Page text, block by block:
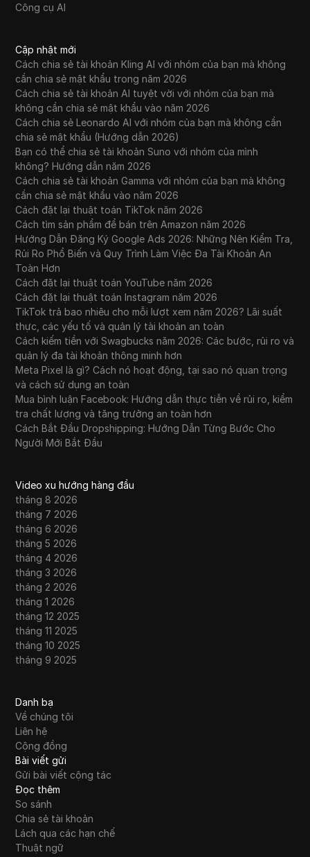
Công cụ AI
Cập nhật mới
Cách chia sẻ tài khoản Kling AI với nhóm của bạn mà không
cần chia sẻ mật khẩu trong năm 2026
Cách chia sẻ tài khoản AI tuyệt vời với nhóm của bạn mà
không cần chia sẻ mật khẩu vào năm 2026
Cách chia sẻ Leonardo AI với nhóm của bạn mà không cần
chia sẻ mật khẩu (Hướng dẫn 2026)
Bạn có thể chia sẻ tài khoản Suno với nhóm của mình
không? Hướng dẫn năm 2026
Cách chia sẻ tài khoản Gamma với nhóm của bạn mà không
cần chia sẻ mật khẩu vào năm 2026
Cách đặt lại thuật toán TikTok năm 2026
Cách tìm sản phẩm để bán trên Amazon năm 2026
Hướng Dẫn Đăng Ký Google Ads 2026: Những Nên Kiểm Tra,
Rủi Ro Phổ Biến và Quy Trình Làm Việc Đa Tài Khoản An
Toàn Hơn
Cách đặt lại thuật toán YouTube năm 2026
Cách đặt lại thuật toán Instagram năm 2026
TikTok trả bao nhiêu cho mỗi lượt xem năm 2026? Lãi suất
thực, các yếu tố và quản lý tài khoản an toàn
Cách kiếm tiền với Swagbucks năm 2026: Các bước, rủi ro và
quản lý đa tài khoản thông minh hơn
Meta Pixel là gì? Cách nó hoạt động, tại sao nó quan trọng
và cách sử dụng an toàn
Mua bình luận Facebook: Hướng dẫn thực tiễn về rủi ro, kiểm
tra chất lượng và tăng trưởng an toàn hơn
Cách Bắt Đầu Dropshipping: Hướng Dẫn Từng Bước Cho
Người Mới Bắt Đầu
Video xu hướng hàng đầu
tháng 8 2026
tháng 7 2026
tháng 6 2026
tháng 5 2026
tháng 4 2026
tháng 3 2026
tháng 2 2026
tháng 1 2026
tháng 12 2025
tháng 11 2025
tháng 10 2025
tháng 9 2025
Danh bạ
Về chúng tôi
Liên hệ
Cộng đồng
Bài viết gửi
Gửi bài viết cộng tác
Đọc thêm
So sánh
Chia sẻ tài khoản
Lách qua các hạn chế
Thuật ngữ